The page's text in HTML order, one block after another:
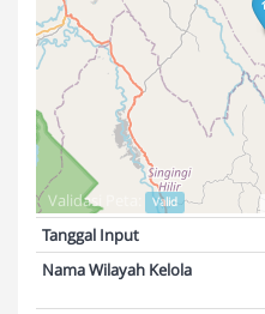
Validasi Peta: Valid
Tanggal Input
Nama Wilayah Kelola